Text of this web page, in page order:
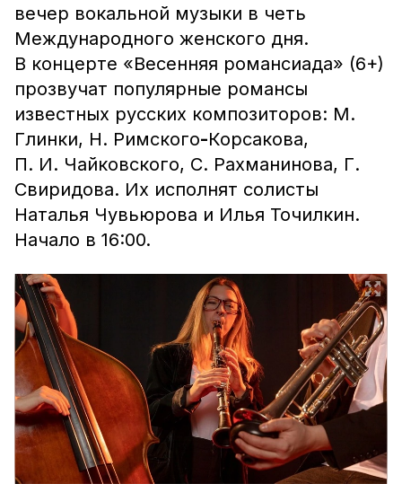
вечер вокальной музыки в четь
Международного женского дня.
В концерте «Весенняя романсиада» (6+)
прозвучат популярные романсы
известных русских композиторов: М.
Глинки, Н. Римского-Корсакова,
П. И. Чайковского, С. Рахманинова, Г.
Свиридова. Их исполнят солисты
Наталья Чувьюрова и Илья Точилкин.
Начало в 16:00.